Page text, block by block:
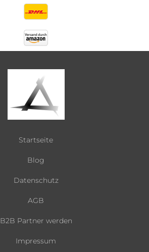
Startseite
Blog
Datenschutz
AGB
B2B Partner werden
Impressum